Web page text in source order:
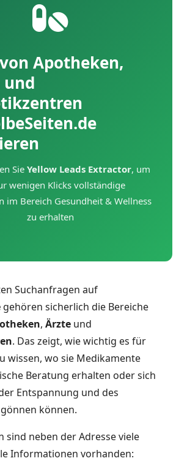
Apotheken,
Sie Yellow Leads Extractor, um
wenigen Klicks vollständige
im Bereich Gesundheit & Wellness
zu erhalten
Suchanfragen auf
gehören sicherlich die Bereiche
, Ärzte und
. Das zeigt, wie wichtig es für
wissen, wo sie Medikamente
Beratung erhalten oder sich
Entspannung und des
können.
sind neben der Adresse viele
Informationen vorhanden: